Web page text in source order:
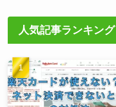
人気記事ランキング